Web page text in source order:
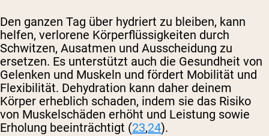
Den ganzen Tag über hydriert zu bleiben, kann
helfen, verlorene Körperflüssigkeiten durch
Schwitzen, Ausatmen und Ausscheidung zu
ersetzen. Es unterstützt auch die Gesundheit von
Gelenken und Muskeln und fördert Mobilität und
Flexibilität. Dehydration kann daher deinem
Körper erheblich schaden, indem sie das Risiko
von Muskelschäden erhöht und Leistung sowie
Erholung beeinträchtigt (23,24).